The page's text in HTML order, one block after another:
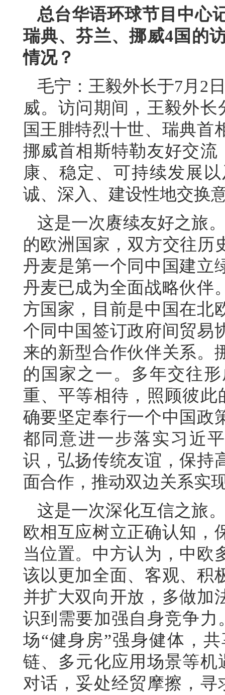
总台华语环球节目中心
瑞典、芬兰、挪威4国的
情况？
毛宁： 王毅外长于7月2
威。访问期间，王毅外
国王腓特烈十世、瑞典首
挪威首相斯特勒友好交
康、稳定、可持续发展
诚、深入、建设性地交换
这是一次赓续友好之旅
的欧洲国家，双方交往历
丹麦是第一个同中国建立
丹麦已成为全面战略伙伴
方国家，目前是中国在北
个同中国签订政府间贸易
来的新型合作伙伴关系。
的国家之一。多年交往
重、平等相待，照顾彼
确要坚定奉行一个中国政
都同意进一步落实习近
识，弘扬传统友谊，保持
面合作，推动双边关系实
这是一次深化互信之旅
欧相互应树立正确认知，
当位置。 中方认为，中欧
该以更加全面、客观、积
并扩大双向开放，多做加
识到需要加强自身竞争
场“健身房”强身健体，
链、多元化应用场景等
对话，妥处经贸摩擦，